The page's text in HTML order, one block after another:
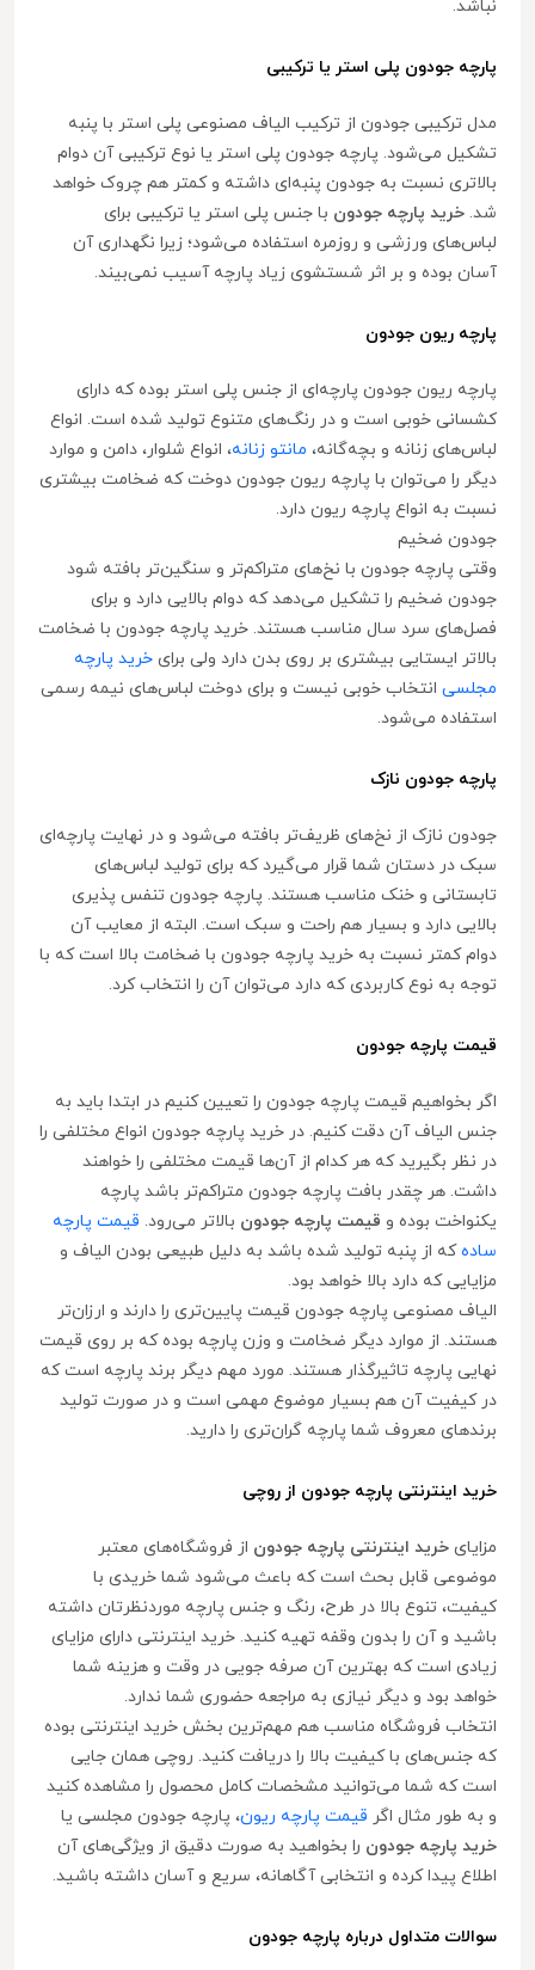
نباشد.
پارچه جودون پلی استر یا ترکیبی
مدل ترکیبی جودون از ترکیب الیاف مصنوعی پلی استر با پنبه
تشکیل می‌شود. پارچه جودون پلی استر یا نوع ترکیبی آن دوام
بالاتری نسبت به جودون پنبه‌ای داشته و کمتر هم چروک خواهد
شد. خرید پارچه جودون با جنس پلی استر یا ترکیبی برای
لباس‌های ورزشی و روزمره استفاده می‌شود؛ زیرا نگهداری آن
آسان بوده و بر اثر شستشوی زیاد پارچه آسیب نمی‌بیند.
پارچه ریون جودون
پارچه ریون جودون پارچه‌ای از جنس پلی استر بوده که دارای
کشسانی خوبی است و در رنگ‌های متنوع تولید شده است. انواع
لباس‌های زنانه و بچه‌گانه، مانتو زنانه، انواع شلوار، دامن و موارد
دیگر را می‌توان با پارچه ریون جودون دوخت که ضخامت بیشتری
نسبت به انواع پارچه ریون دارد.
جودون ضخیم
وقتی پارچه جودون با نخ‌های متراکم‌تر و سنگین‌تر بافته شود
جودون ضخیم را تشکیل می‌دهد که دوام بالایی دارد و برای
فصل‌های سرد سال مناسب هستند. خرید پارچه جودون با ضخامت
بالاتر ایستایی بیشتری بر روی بدن دارد ولی برای خرید پارچه
مجلسی انتخاب خوبی نیست و برای دوخت لباس‌های نیمه رسمی
استفاده می‌شود.
پارچه جودون نازک
جودون نازک از نخ‌های ظریف‌تر بافته می‌شود و در نهایت پارچه‌ای
سبک در دستان شما قرار می‌گیرد که برای تولید لباس‌های
تابستانی و خنک مناسب هستند. پارچه جودون تنفس پذیری
بالایی دارد و بسیار هم راحت و سبک است. البته از معایب آن
دوام کمتر نسبت به خرید پارچه جودون با ضخامت بالا است که با
توجه به نوع کاربردی که دارد می‌توان آن را انتخاب کرد.
قیمت پارچه جودون
اگر بخواهیم قیمت پارچه جودون را تعیین کنیم در ابتدا باید به
جنس الیاف آن دقت کنیم. در خرید پارچه جودون انواع مختلفی را
در نظر بگیرید که هر کدام از آن‌ها قیمت مختلفی را خواهند
داشت. هر چقدر بافت پارچه جودون متراکم‌تر باشد پارچه
یکنواخت بوده و قیمت پارچه جودون بالاتر می‌رود. قیمت پارچه
سادهکه از پنبه تولید شده باشد به دلیل طبیعی بودن الیاف و
مزایایی که دارد بالا خواهد بود.
الیاف مصنوعی پارچه جودون قیمت پایین‌تری را دارند و ارزان‌تر
هستند. از موارد دیگر ضخامت و وزن پارچه بوده که بر روی قیمت
نهایی پارچه تاثیرگذار هستند. مورد مهم دیگر برند پارچه است که
در کیفیت آن هم بسیار موضوع مهمی است و در صورت تولید
برندهای معروف شما پارچه گران‌تری را دارید.
خرید اینترنتی پارچه جودون از روچی
مزایای خرید اینترنتی پارچه جودون از فروشگاه‌های معتبر
موضوعی قابل بحث است که باعث می‌شود شما خریدی با
کیفیت، تنوع بالا در طرح، رنگ و جنس پارچه موردنظرتان داشته
باشید و آن را بدون وقفه تهیه کنید. خرید اینترنتی دارای مزایای
زیادی است که بهترین آن صرفه جویی در وقت و هزینه شما
خواهد بود و دیگر نیازی به مراجعه حضوری شما ندارد.
انتخاب فروشگاه مناسب هم مهم‌ترین بخش خرید اینترنتی بوده
که جنس‌های با کیفیت بالا را دریافت کنید. روچی همان جایی
است که شما می‌توانید مشخصات کامل محصول را مشاهده کنید
و به طور مثال اگر قیمت پارچه ریون، پارچه جودون مجلسی یا
خرید پارچه جودون را بخواهید به صورت دقیق از ویژگی‌های آن
اطلاع پیدا کرده و انتخابی آگاهانه، سریع و آسان داشته باشید.
سوالات متداول درباره پارچه جودون